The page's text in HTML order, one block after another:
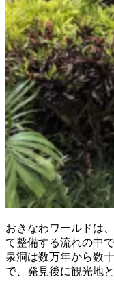
おきなわワールドは
て整備する流れの中
泉洞は数万年から数
で、発見後に観光地